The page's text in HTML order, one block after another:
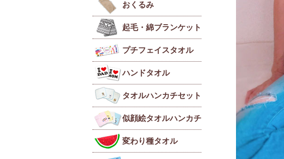
おくるみ
起毛・綿ブランケット
プチフェイスタオル
ハンドタオル
タオルハンカチセット
似顔絵タオルハンカチ
変わり種タオル